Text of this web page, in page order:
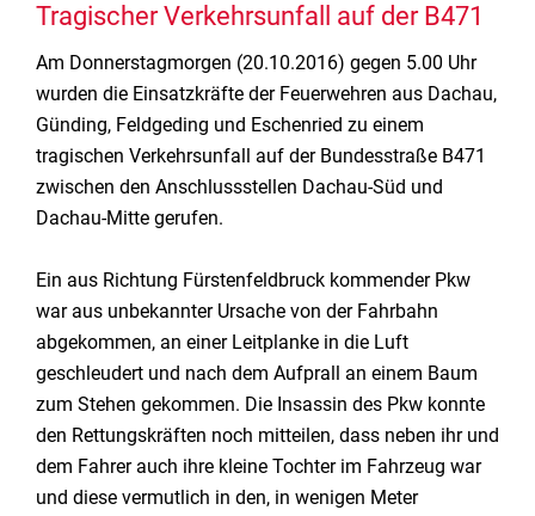
Tragischer Verkehrsunfall auf der B471
Am Donnerstagmorgen (20.10.2016) gegen 5.00 Uhr
wurden die Einsatzkräfte der Feuerwehren aus Dachau,
Günding, Feldgeding und Eschenried zu einem
tragischen Verkehrsunfall auf der Bundesstraße B471
zwischen den Anschlussstellen Dachau-Süd und
Dachau-Mitte gerufen.
Ein aus Richtung Fürstenfeldbruck kommender Pkw
war aus unbekannter Ursache von der Fahrbahn
abgekommen, an einer Leitplanke in die Luft
geschleudert und nach dem Aufprall an einem Baum
zum Stehen gekommen. Die Insassin des Pkw konnte
den Rettungskräften noch mitteilen, dass neben ihr und
dem Fahrer auch ihre kleine Tochter im Fahrzeug war
und diese vermutlich in den, in wenigen Meter